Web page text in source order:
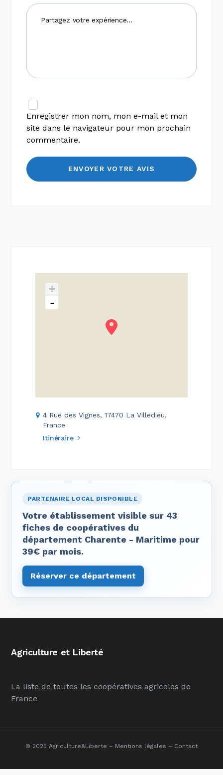
Enregistrer mon nom, mon e-mail et mon
site dans le navigateur pour mon prochain
commentaire.
+
-
4 Rue des Vignes, 17470 La Villedieu,
France
Itinéraire
PARTENAIRE LOCAL DISPONIBLE
Votre établissement visible sur 43
fiches de coopératives du
département Charente - Maritime pour
39€ par mois.
Réserver ce département
Agriculture et Liberté
La liste de toutes les coopératives agricoles de
France
© 2025 Agriculture&Liberte – Mentions légales – Contact